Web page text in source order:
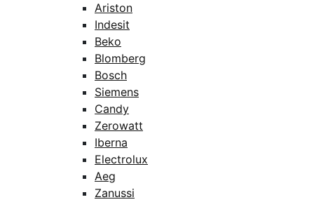
Ariston
Indesit
Beko
Blomberg
Bosch
Siemens
Candy
Zerowatt
Iberna
Electrolux
Aeg
Zanussi